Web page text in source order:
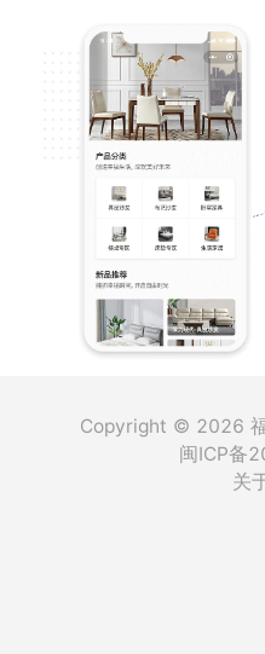
Copyright © 2026
闽ICP备
关